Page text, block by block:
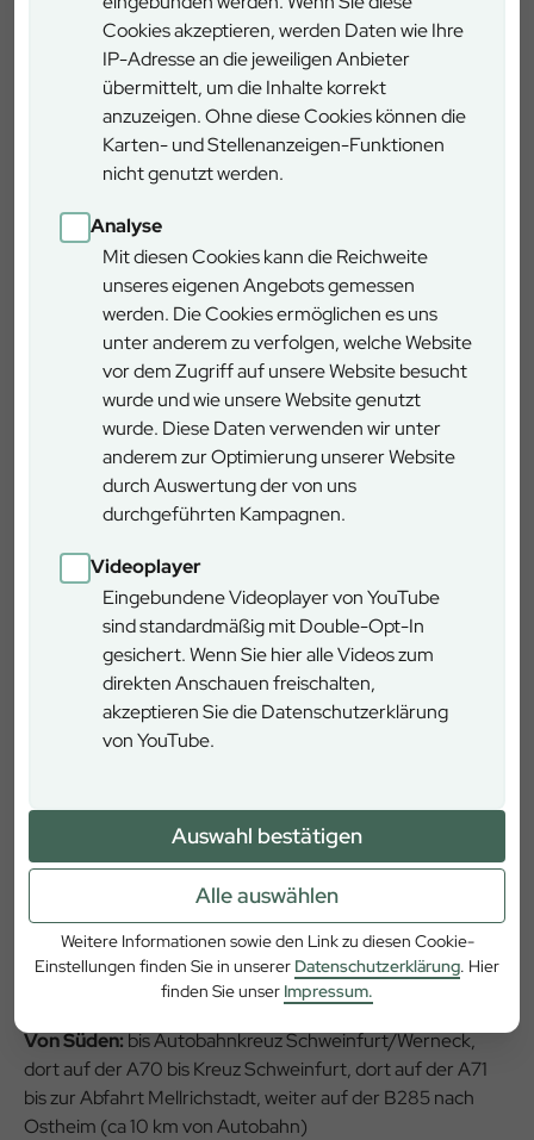
Cookies akzeptieren, werden Daten wie Ihre
IP-Adresse an die jeweiligen Anbieter
übermittelt, um die Inhalte korrekt
anzuzeigen. Ohne diese Cookies können die
Karten- und Stellenanzeigen-Funktionen
nicht genutzt werden.
Analyse
Mit diesen Cookies kann die Reichweite
unseres eigenen Angebots gemessen
werden. Die Cookies ermöglichen es uns
unter anderem zu verfolgen, welche Website
vor dem Zugriff auf unsere Website besucht
wurde und wie unsere Website genutzt
wurde. Diese Daten verwenden wir unter
anderem zur Optimierung unserer Website
durch Auswertung der von uns
durchgeführten Kampagnen.
Videoplayer
Eingebundene Videoplayer von YouTube
sind standardmäßig mit Double-Opt-In
gesichert. Wenn Sie hier alle Videos zum
direkten Anschauen freischalten,
akzeptieren Sie die Datenschutzerklärung
von YouTube.
Auswahl bestätigen
Alle auswählen
Weitere Informationen sowie den Link zu diesen Cookie-
Einstellungen finden Sie in unserer Datenschutzerklärung. Hier
finden Sie unser Impressum.
Weitere Informationen
Touristinformation Ostheim Rhön
Besichtigung der
Kirchenburg in Ostheim
Die größte Kirchenburg Deutschlands steht in Ostheim.
Sie ist ein Denkmal von nationaler Bedeutung. Mit einer
Grundfläche von ca. 60 x 60 Meter ist sie nicht nur
Deutschlands größte, sondern in ihrem einzigartigen
Erhaltungszustand auch eine der schönsten
Kirchenburgen überhaupt. Mit ihren fünf Türmen, sechs
Bastionen, sowie doppeltem Bering, unterteilt in mehrere
Zwinger, ist sie wehrhafter ausgestattet als manche
Höhenburg und stellt somit ein einzigartiges Kleinod
spätmittelalterlicher Wehrbautechnik dar. Innerhalb der
Burg steht im Zentrum die im Renaissancestil erbaute
Kirche St. Michael.
Führungen:Für Gruppen jederzeit möglich, für
Einzelpersonen jeden Mittwoch (April – Oktober, 11:00
Uhr). Weitere Informationen: Tel.: 09777/1850
Anfahrt
Mit dem Auto: Autobahn Kassel - Würzburg A7
Von Norden: Abfahrt Fulda Nord, dort Richtung
Tann/Rhön und Meiningen, weiter Richtung
Meiningen(B458) bis Seiferts, von dort nach Fladungen
und Ostheim ( ca 45 km von Autobahn).
Von Süden:bis Autobahnkreuz Schweinfurt/Werneck,
dort auf der A70 bis Kreuz Schweinfurt, dort auf der A71
bis zur Abfahrt Mellrichstadt, weiter auf der B285 nach
Ostheim (ca 10 km von Autobahn)